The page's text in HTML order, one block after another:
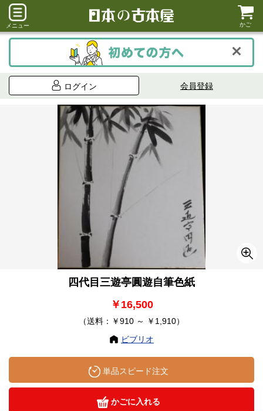
メニュー かご
ログイン 会員登録
四代目三遊亭圓遊自筆色紙
￥16,500
（送料：￥910 ～ ￥1,910）
ビブリオ
単品スピード注文
かごに入れる